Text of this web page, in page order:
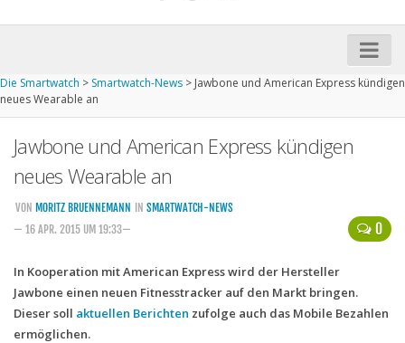
iPhone kaufen
Startseite
Kommende Smartwatches
Handytarife
Smartphonetarife
Datentarife
Die Smartwatch > Smartwatch-News > Jawbone und American Express kündigen
neues Wearable an
Jawbone und American Express kündigen
neues Wearable an
0
VON MORITZ BRUENNEMANN IN SMARTWATCH-NEWS
— 16 APR. 2015 UM 19:33—
In Kooperation mit American Express wird der Hersteller
Jawbone einen neuen Fitnesstracker auf den Markt bringen.
Dieser soll aktuellen Berichten zufolge auch das Mobile Bezahlen
ermöglichen.